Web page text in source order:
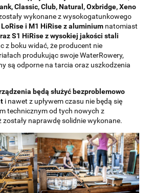
Classic, Club, Natural, Oxbridge, Xeno
wykonane z wysokogatunkowego
i M1 HiRise z aluminium natomiast
S1 HiRise z wysokiej jakości stali
z boku widać, że producent nie
produkując swoje WaterRowery,
są odporne na tarcia oraz uszkodzenia
będą służyć bezproblemowo
i nawet z upływem czasu nie będą się
technicznym od tych nowych z
naprawdę solidnie wykonane.